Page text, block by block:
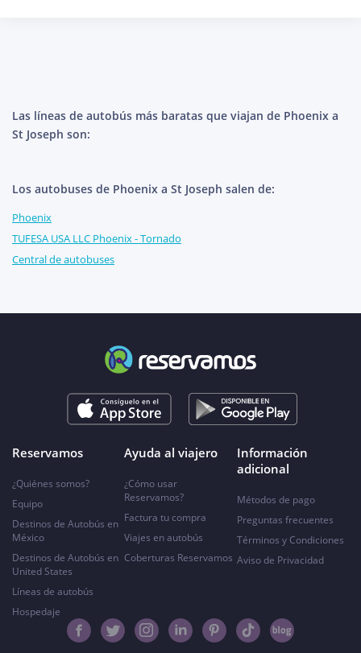
Las líneas de autobús más baratas que viajan de Phoenix a
St Joseph son:
Los autobuses de Phoenix a St Joseph salen de:
Phoenix
TUFESA USA LLC Phoenix - Tornado
Central de autobuses
Reservamos
¿Quiénes somos?
Equipo
Destinos de Autobús en
México
Destinos de Autobús en
United States
Líneas de autobús
Hospedaje
Ayuda al viajero
¿Cómo usar
Reservamos?
Factura tu compra
Viajes en autobús
Coberturas Reservamos
Información
adicional
Métodos de pago
Preguntas frecuentes
Términos y Condiciones
Aviso de Privacidad